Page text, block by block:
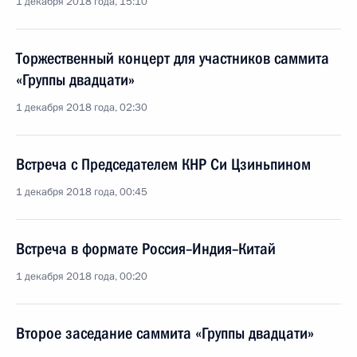
Торжественный концерт для участников саммита
«Группы двадцати»
1 декабря 2018 года, 02:30
Встреча с Председателем КНР Си Цзиньпином
1 декабря 2018 года, 00:45
Встреча в формате Россия–Индия–Китай
1 декабря 2018 года, 00:20
Второе заседание саммита «Группы двадцати»